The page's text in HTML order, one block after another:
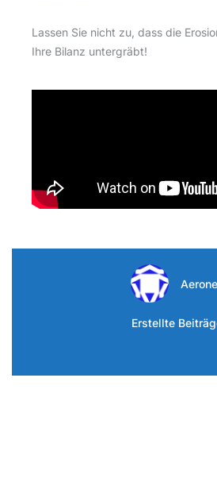
Lassen Sie nicht zu, dass die
Ihre Bilanz untergräbt!
Erstellte